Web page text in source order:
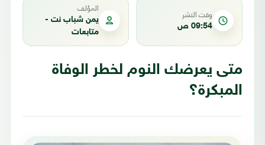
وقت النشر
09:54 ص
المؤلف
يمن شباب نت -
متابعات
متى يعرضك النوم لخطر الوفاة
المبكرة؟